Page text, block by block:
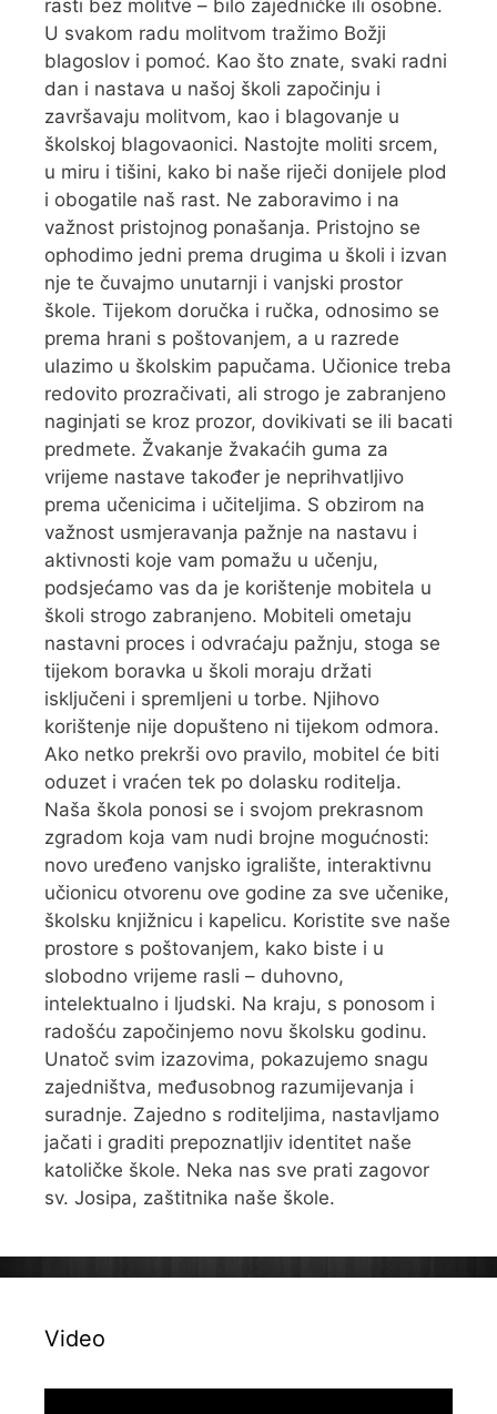
rasti bez molitve – bilo zajedničke ili osobne.
U svakom radu molitvom tražimo Božji
blagoslov i pomoć. Kao što znate, svaki radni
dan i nastava u našoj školi započinju i
završavaju molitvom, kao i blagovanje u
školskoj blagovaonici. Nastojte moliti srcem,
u miru i tišini, kako bi naše riječi donijele plod
i obogatile naš rast. Ne zaboravimo i na
važnost pristojnog ponašanja. Pristojno se
ophodimo jedni prema drugima u školi i izvan
nje te čuvajmo unutarnji i vanjski prostor
škole. Tijekom doručka i ručka, odnosimo se
prema hrani s poštovanjem, a u razrede
ulazimo u školskim papučama. Učionice treba
redovito prozračivati, ali strogo je zabranjeno
naginjati se kroz prozor, dovikivati se ili bacati
predmete. Žvakanje žvakaćih guma za
vrijeme nastave također je neprihvatljivo
prema učenicima i učiteljima. S obzirom na
važnost usmjeravanja pažnje na nastavu i
aktivnosti koje vam pomažu u učenju,
podsjećamo vas da je korištenje mobitela u
školi strogo zabranjeno. Mobiteli ometaju
nastavni proces i odvraćaju pažnju, stoga se
tijekom boravka u školi moraju držati
isključeni i spremljeni u torbe. Njihovo
korištenje nije dopušteno ni tijekom odmora.
Ako netko prekrši ovo pravilo, mobitel će biti
oduzet i vraćen tek po dolasku roditelja.
Naša škola ponosi se i svojom prekrasnom
zgradom koja vam nudi brojne mogućnosti:
novo uređeno vanjsko igralište, interaktivnu
učionicu otvorenu ove godine za sve učenike,
školsku knjižnicu i kapelicu. Koristite sve naše
prostore s poštovanjem, kako biste i u
slobodno vrijeme rasli – duhovno,
intelektualno i ljudski. Na kraju, s ponosom i
radošću započinjemo novu školsku godinu.
Unatoč svim izazovima, pokazujemo snagu
zajedništva, međusobnog razumijevanja i
suradnje. Zajedno s roditeljima, nastavljamo
jačati i graditi prepoznatljiv identitet naše
katoličke škole. Neka nas sve prati zagovor
sv. Josipa, zaštitnika naše škole.
Video